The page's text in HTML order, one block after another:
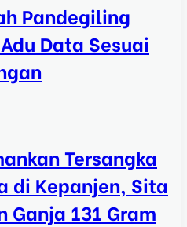
Pandegiling
Data Sesuai
Tersangka
di Kepanjen, Sita
Ganja 131 Gram